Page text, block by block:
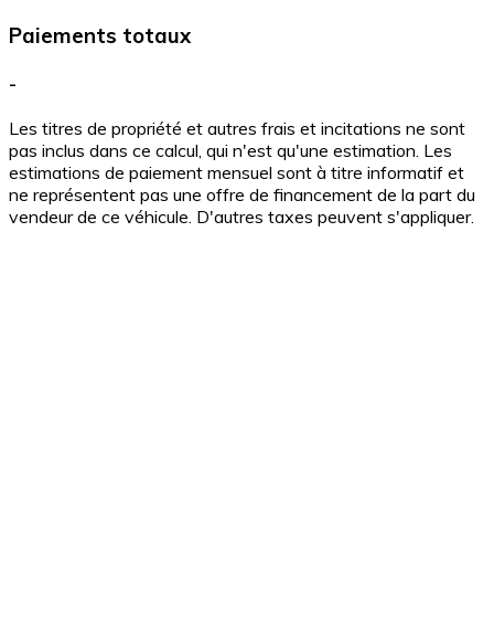
Paiements totaux
-
Les titres de propriété et autres frais et incitations ne sont
pas inclus dans ce calcul, qui n'est qu'une estimation. Les
estimations de paiement mensuel sont à titre informatif et
ne représentent pas une offre de financement de la part du
vendeur de ce véhicule. D'autres taxes peuvent s'appliquer.